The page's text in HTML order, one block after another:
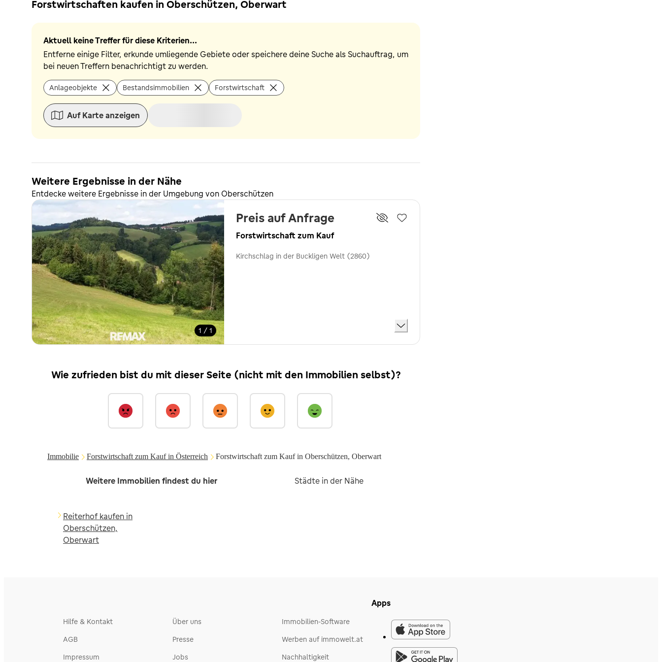
Forstwirtschaften kaufen in Oberschützen, Oberwart
Aktuell keine Treffer für diese Kriterien...
Entferne einige Filter, erkunde umliegende Gebiete oder speichere deine Suche als Suchauftrag, um
bei neuen Treffern benachrichtigt zu werden.
Anlageobjekte Bestandsimmobilien Forstwirtschaft
Auf Karte anzeigen
Weitere Ergebnisse in der Nähe
Entdecke weitere Ergebnisse in der Umgebung von Oberschützen
1 / 1
Preis auf Anfrage
Forstwirtschaft zum Kauf
Kirchschlag in der Buckligen Welt (2860)
Wie zufrieden bist du mit dieser Seite (nicht mit den Immobilien selbst)?
Immobilie Forstwirtschaft zum Kauf in Österreich Forstwirtschaft zum Kauf in Oberschützen, Oberwart
Weitere Immobilien findest du hier Städte in der Nähe
Reiterhof kaufen in
Oberschützen,
Oberwart
Hilfe & Kontakt
AGB
Impressum
Über uns
Presse
Jobs
Immobilien-Software
Werben auf immowelt.at
Nachhaltigkeit
Apps